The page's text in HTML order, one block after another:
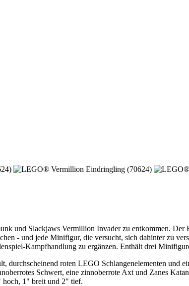
und Slackjaws Vermillion Invader zu entkommen.
- und jede Minifigur, die versucht, sich dahinter zu
Kampfhandlung zu ergänzen. Enthält drei
durchscheinend roten LEGO Schlangenelementen und
Schwert, eine zinnoberrote Axt und Zanes
hoch, 1" breit und 2" tief.